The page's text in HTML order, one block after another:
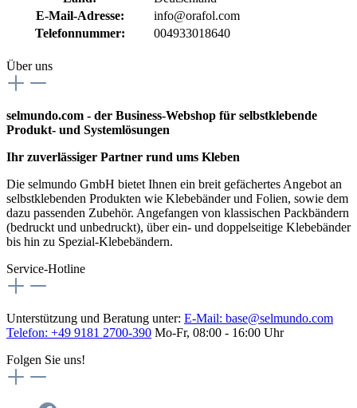
E-Mail-Adresse:
info@orafol.com
Telefonnummer:
004933018640
Über uns
selmundo.com - der Business-Webshop für selbstklebende
Produkt- und Systemlösungen
Ihr zuverlässiger Partner rund ums Kleben
Die selmundo GmbH bietet Ihnen ein breit gefächertes Angebot an
selbstklebenden Produkten wie Klebebänder und Folien, sowie dem
dazu passenden Zubehör. Angefangen von klassischen Packbändern
(bedruckt und unbedruckt), über ein- und doppelseitige Klebebänder
bis hin zu Spezial-Klebebändern.
Service-Hotline
Unterstützung und Beratung unter: E-Mail: base@selmundo.com
Telefon: +49 9181 2700-390 Mo-Fr, 08:00 - 16:00 Uhr
Folgen Sie uns!